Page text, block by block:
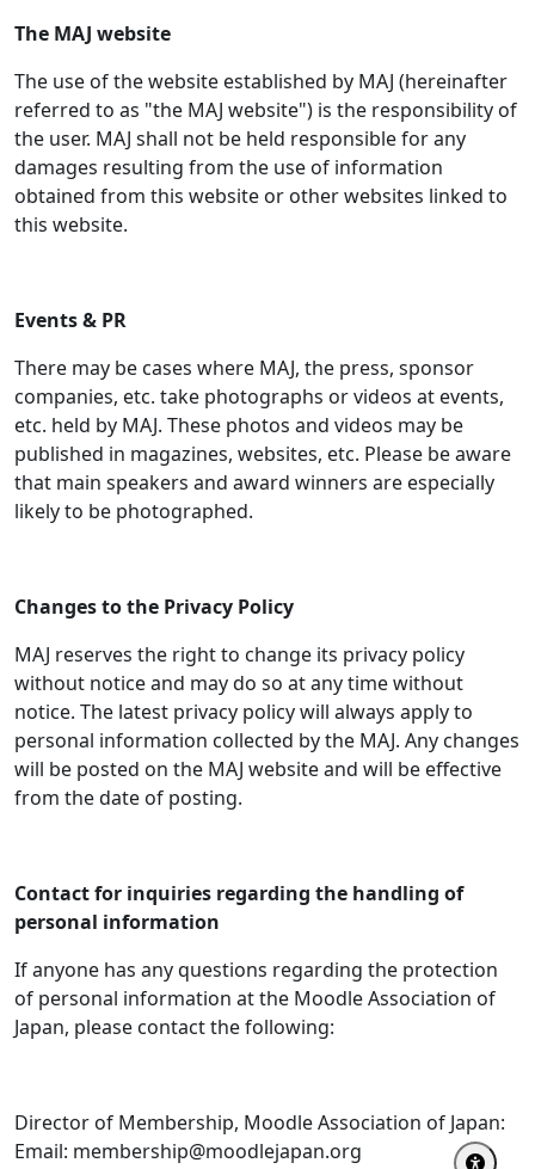
The MAJ website
The use of the website established by MAJ (hereinafter
referred to as "the MAJ website") is the responsibility of
the user. MAJ shall not be held responsible for any
damages resulting from the use of information
obtained from this website or other websites linked to
this website.
Events & PR
There may be cases where MAJ, the press, sponsor
companies, etc. take photographs or videos at events,
etc. held by MAJ. These photos and videos may be
published in magazines, websites, etc. Please be aware
that main speakers and award winners are especially
likely to be photographed.
Changes to the Privacy Policy
MAJ reserves the right to change its privacy policy
without notice and may do so at any time without
notice. The latest privacy policy will always apply to
personal information collected by the MAJ. Any changes
will be posted on the MAJ website and will be effective
from the date of posting.
Contact for inquiries regarding the handling of
personal information
If anyone has any questions regarding the protection
of personal information at the Moodle Association of
Japan, please contact the following:
Director of Membership, Moodle Association of Japan:
Email: membership@moodlejapan.org